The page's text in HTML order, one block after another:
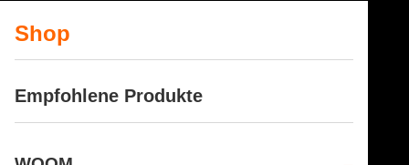
Shop
Empfohlene Produkte